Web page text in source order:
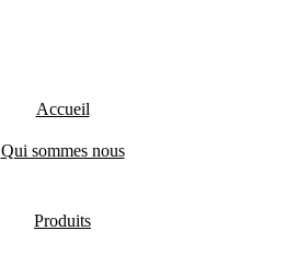
Accueil
Qui sommes nous
Produits